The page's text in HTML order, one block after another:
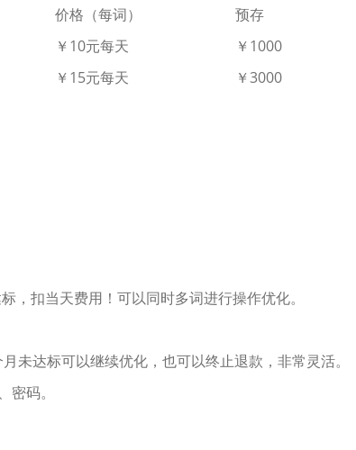
价格（每词）
预存
￥10元每天
￥1000
￥15元每天 ￥3000
，扣当天费用！可以同时多词进行操作优化。
未达标可以继续优化，也可以终止退款，非常灵活。
密码。